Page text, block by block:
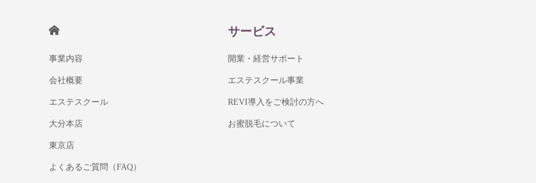
事業内容
会社概要
エステスクール
大分本店
東京店
よくあるご質問（FAQ）
サービス
開業・経営サポート
エステスクール事業
REVI導入をご検討の方へ
お蜜脱毛について